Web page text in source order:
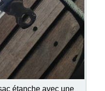
étanche avec une